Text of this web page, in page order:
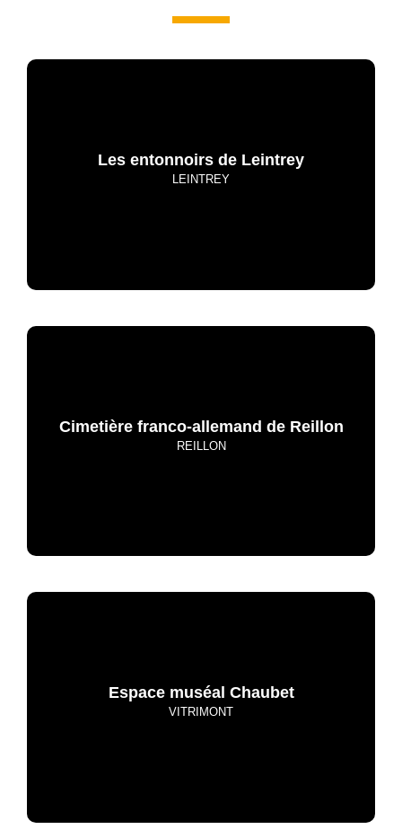
Les entonnoirs de Leintrey
LEINTREY
Cimetière franco-allemand de Reillon
REILLON
Espace muséal Chaubet
VITRIMONT